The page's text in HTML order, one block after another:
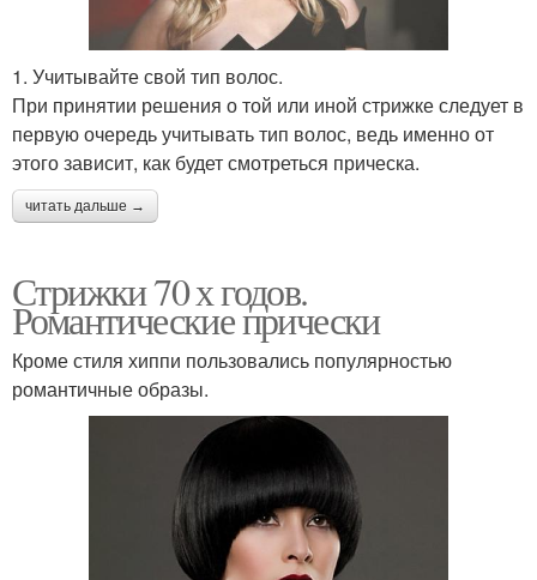
1. Учитывайте свой тип волос.
При принятии решения о той или иной стрижке следует в
первую очередь учитывать тип волос, ведь именно от
этого зависит, как будет смотреться прическа.
читать дальше →
Стрижки 70 х годов.
Романтические прически
Кроме стиля хиппи пользовались популярностью
романтичные образы.